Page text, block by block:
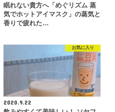
眠れない貴方へ「めぐリズム 蒸
気でホットアイマスク」の蒸気と
香りで疲れた…
お気に入り
2020.9.22